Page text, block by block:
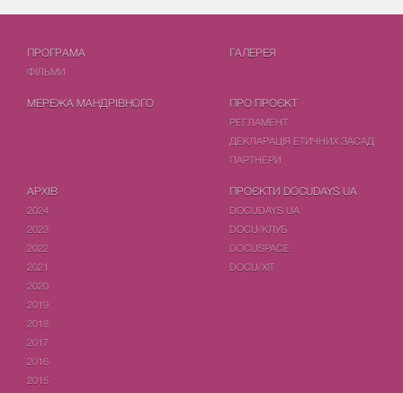
ПРОГРАМА
ФIЛЬМИ
ГАЛЕРЕЯ
МЕРЕЖА МАНДРІВНОГО ПРО ПРОЄКТ
РЕГЛАМЕНТ
ДЕКЛАРАЦІЯ ЕТИЧНИХ ЗАСАД
ПАРТНЕРИ
АРХІВ
2024
2023
2022
2021
2020
2019
2018
2017
2016
2015
ПРОЄКТИ DOCUDAYS UA
DOCUDAYS UA
DOCU/КЛУБ
DOCUSPACE
DOCU/ХІТ